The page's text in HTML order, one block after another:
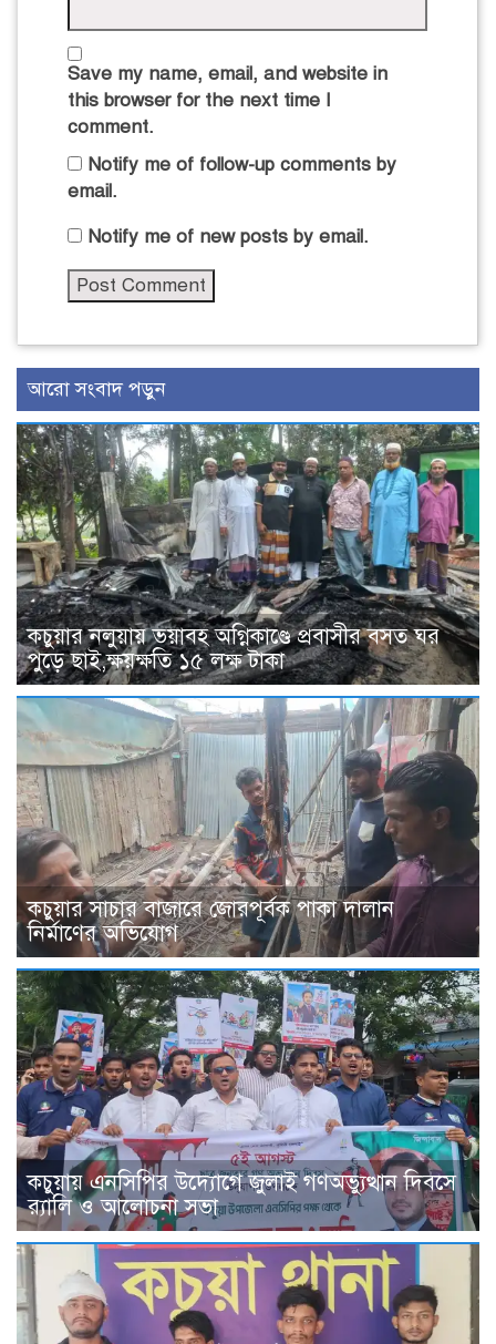
Save my name, email, and website in
this browser for the next time I
comment.
Notify me of follow-up comments by
email.
Notify me of new posts by email.
আরো সংবাদ পড়ুন
কচুয়ার নলুয়ায় ভয়াবহ অগ্নিকাণ্ডে প্রবাসীর বসত ঘর
পুড়ে ছাই,ক্ষয়ক্ষতি ১৫ লক্ষ টাকা
কচুয়ার সাচার বাজারে জোরপূর্বক পাকা দালান
নির্মাণের অভিযোগ
কচুয়ায় এনসিপির উদ্যোগে জুলাই গণঅভ্যুত্থান দিবসে
র‌্যালি ও আলোচনা সভা